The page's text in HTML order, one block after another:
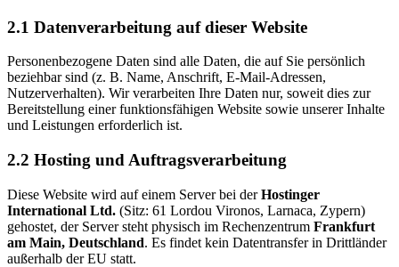
2.1 Datenverarbeitung auf dieser Website
Personenbezogene Daten sind alle Daten, die auf Sie persönlich
beziehbar sind (z. B. Name, Anschrift, E-Mail-Adressen,
Nutzerverhalten). Wir verarbeiten Ihre Daten nur, soweit dies zur
Bereitstellung einer funktionsfähigen Website sowie unserer Inhalte
und Leistungen erforderlich ist.
2.2 Hosting und Auftragsverarbeitung
Diese Website wird auf einem Server bei derHostinger
International Ltd. (Sitz: 61 Lordou Vironos, Larnaca, Zypern)
gehostet, der Server steht physisch im Rechenzentrum Frankfurt
am Main, Deutschland. Es findet kein Datentransfer in Drittländer
außerhalb der EU statt.